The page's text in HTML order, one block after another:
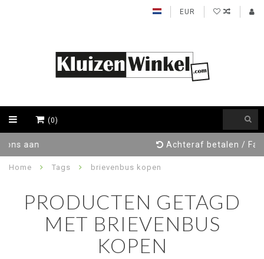
EUR
(0)
Achteraf betalen / Factuur levering
Home Tags brievenbus kopen
PRODUCTEN GETAGD
MET BRIEVENBUS
KOPEN